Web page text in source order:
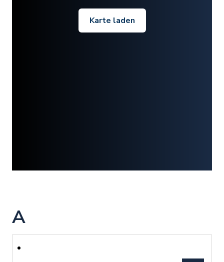
Karte laden
A